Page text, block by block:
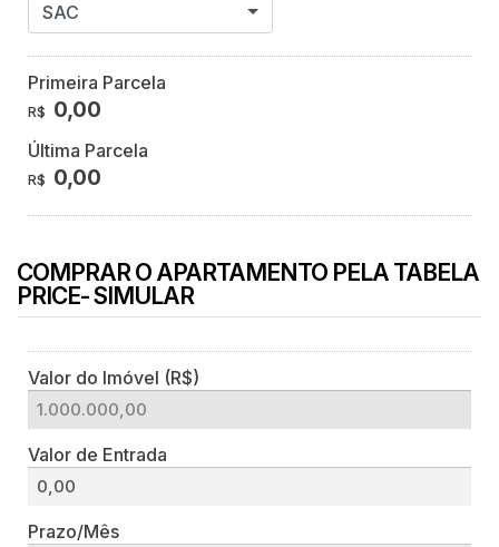
SAC
Primeira Parcela
R$ 0,00
Última Parcela
R$ 0,00
COMPRAR O APARTAMENTO PELA TABELA
PRICE- SIMULAR
Valor do Imóvel (R$)
Valor de Entrada
Prazo/Mês